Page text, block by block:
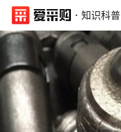
· 知识科普